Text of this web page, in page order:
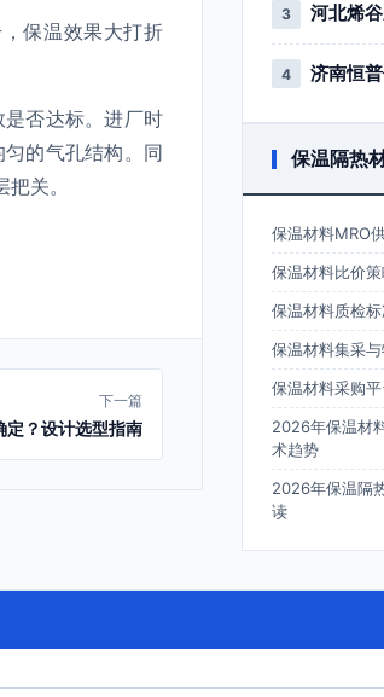
保温效果大打折
否达标。进厂时
的气孔结构。同
关。
下一篇
定？设计选型指南
3 河北烯
4 济南恒
保温隔热
保温材料MRO
保温材料比价
保温材料质检
保温材料集采
保温材料采购
2026年保温材
术趋势
2026年保温隔
读